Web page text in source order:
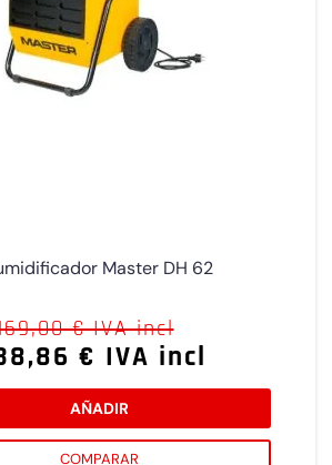
Master DH 62
€ IVA incl
€ IVA incl
AÑADIR
COMPARAR